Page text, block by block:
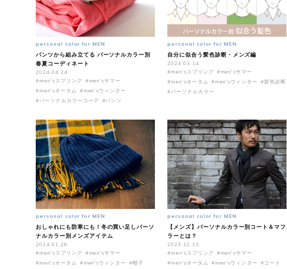
personal color for MEN
パンツから組み立てる パーソナルカラー別
春夏コーディネート
2024.04.24
#men'sスプリング #men'sサマー
#men'sオータム
#men'sウィンター
#パーソナルカラーコーデ #パンツ
personal color for MEN
自分に似合う髪色診断・メンズ編
2024.03.14
#men'sスプリング #men'sサマー
#men'sオータム
#men'sウィンター
#髪色診断
#パーソナルカラー
personal color for MEN
おしゃれにも防寒にも！冬の買い足しパーソ
ナルカラー別メンズアイテム
2024.01.26
#men'sスプリング #men'sサマー
#men'sオータム
#men'sウィンター
#帽子
personal color for MEN
【メンズ】パーソナルカラー別コート＆マフ
ラーとは？
2023.12.13
#men'sスプリング #men'sサマー
#men'sオータム
#men'sウィンター
#コート